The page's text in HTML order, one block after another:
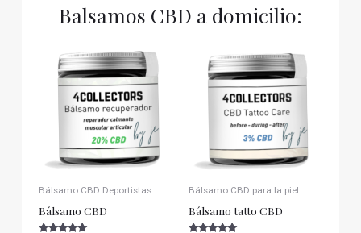
Balsamos CBD a domicilio:
Bálsamo CBD Deportistas
Bálsamo CBD
Bálsamo CBD para la piel
Bálsamo tatto CBD